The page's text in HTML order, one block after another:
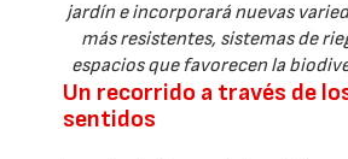
jardín e incorporará nuevas
más resistentes, sistemas de
espacios que favorecen la
Un recorrido a través de
sentidos